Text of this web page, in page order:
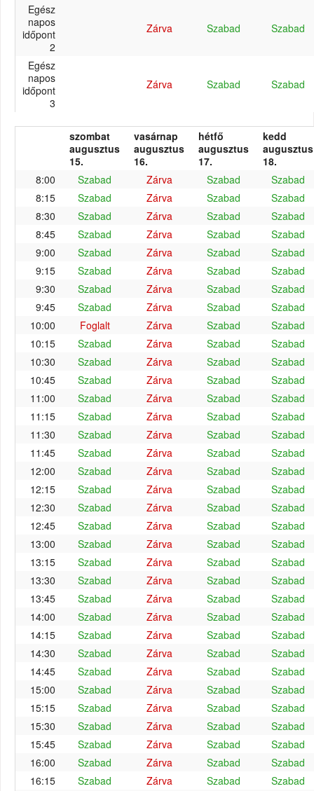
Egész
napos
időpont
2
Zárva Szabad Szabad
Egész
napos
időpont
3
Zárva Szabad Szabad
szombat
augusztus
15.
vasárnap
augusztus
16.
hétfő
augusztus
17.
kedd
augusztus
18.
8:00
Szabad Zárva Szabad
Szabad
8:15
Szabad Zárva Szabad
Szabad
8:30
Szabad Zárva Szabad
Szabad
8:45
Szabad Zárva Szabad
Szabad
9:00
Szabad Zárva Szabad
Szabad
9:15
Szabad Zárva Szabad
Szabad
9:30
Szabad Zárva Szabad
Szabad
9:45
Szabad Zárva Szabad
Szabad
10:00
Foglalt Zárva Szabad
Szabad
10:15
Szabad Zárva Szabad
Szabad
10:30
Szabad Zárva Szabad
Szabad
10:45
Szabad Zárva Szabad
Szabad
11:00
Szabad Zárva Szabad
Szabad
11:15
Szabad Zárva Szabad
Szabad
11:30
Szabad Zárva Szabad
Szabad
11:45
Szabad Zárva Szabad
Szabad
12:00
Szabad Zárva Szabad
Szabad
12:15
Szabad Zárva Szabad
Szabad
12:30
Szabad Zárva Szabad
Szabad
12:45
Szabad Zárva Szabad
Szabad
13:00
Szabad Zárva Szabad
Szabad
13:15
Szabad Zárva Szabad
Szabad
13:30
Szabad Zárva Szabad
Szabad
13:45
Szabad Zárva Szabad
Szabad
14:00
Szabad Zárva Szabad
Szabad
14:15
Szabad Zárva Szabad
Szabad
14:30
Szabad Zárva Szabad
Szabad
14:45
Szabad Zárva Szabad
Szabad
15:00
Szabad Zárva Szabad
Szabad
15:15
Szabad Zárva Szabad
Szabad
15:30
Szabad Zárva Szabad
Szabad
15:45
Szabad Zárva Szabad
Szabad
16:00
Szabad Zárva Szabad
Szabad
16:15
Szabad Zárva Szabad Szabad